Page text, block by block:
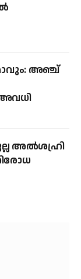
അഞ്ച്
അല്‍ശഹ്രി